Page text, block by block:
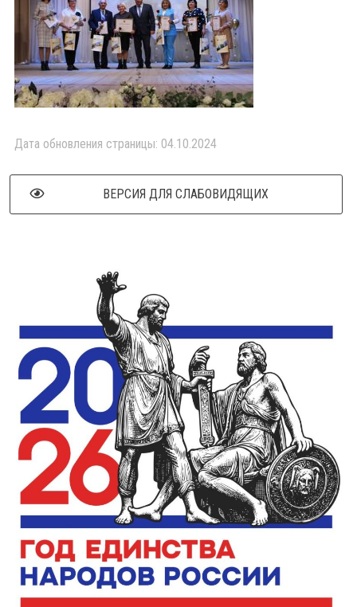
Дата обновления страницы: 04.10.2024
ВЕРСИЯ ДЛЯ СЛАБОВИДЯЩИХ